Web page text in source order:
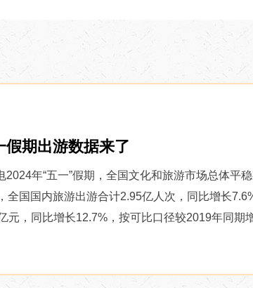
假期出游数据来了
年“五一”假期，全国文化和旅游市场总体平
全国国内旅游出游合计2.95亿人次，同比增长
元，同比增长12.7%，按可比口径较2019年同期